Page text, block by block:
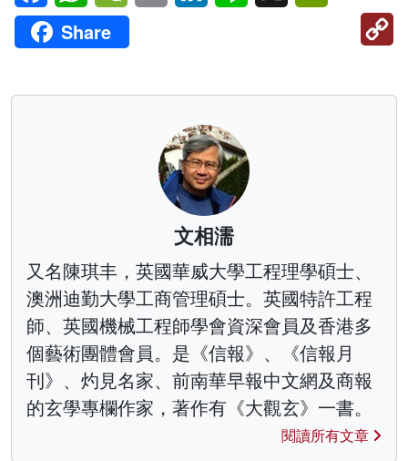
Share
文相濡
又名陳琪丰，英國華威大學工程理學碩士、
澳洲迪勤大學工商管理碩士。英國特許工程
師、英國機械工程師學會資深會員及香港多
個藝術團體會員。是《信報》、《信報月
刊》、灼見名家、前南華早報中文網及商報
的玄學專欄作家，著作有《大觀玄》一書。
閱讀所有文章